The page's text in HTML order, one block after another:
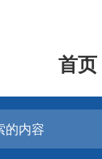
首页